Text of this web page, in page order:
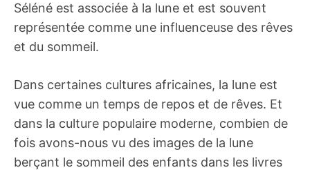
Séléné est associée à la lune et est souvent
représentée comme une influenceuse des rêves
et du sommeil.
Dans certaines cultures africaines, la lune est
vue comme un temps de repos et de rêves. Et
dans la culture populaire moderne, combien de
fois avons-nous vu des images de la lune
berçant le sommeil des enfants dans les livres